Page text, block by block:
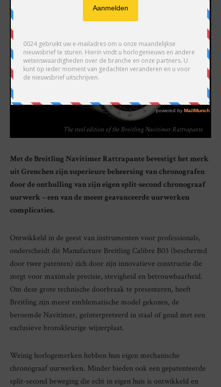
The steel edition of the Breitling Navitimer Rattrapante
Met de Breitling Navitimer Rattrapante bevestigt het merk
uit Grenchen zijn superieure beheersing van chronografen
door de onthulling van zijn eigen split-second chronograaf
uurwerk – een van de meest geavanceerde uurwerken
complicaties.
Ontwikkeld in de geest van instrumenten voor professionals,
onderscheidt dit Manufacture Breitling Calibre B03 (beschermd
door twee patenten) zich door zijn innovatieve constructie die
zorgt voor maximale precisie, stevigheid en betrouwbaarheid.
Om deze grote technische doorbraak te presenteren, heeft
Breitling zijn meest emblematische model gekozen, de
beroemde Navitimer, geïnterpreteerd in staal of goud met een
exclusieve bronskleurige wijzerplaat.
Weinig horlogemerken hebben hun eigen mechanische
chronograaf uurwerken. Minder bieden ook een gepatenteerde
split-second beweging die echt in eigen huis is ontwikkeld en